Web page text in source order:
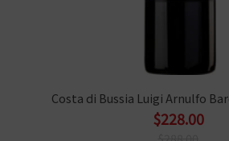
Costa di Bussia Luigi Arnulfo
$228.00